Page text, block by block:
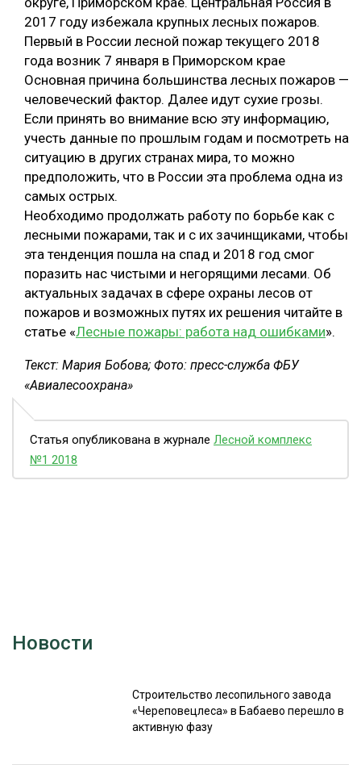
2017 году избежала крупных лесных пожаров.
Первый в России лесной пожар текущего 2018
года возник 7 января в Приморском крае
Основная причина большинства лесных пожаров —
человеческий фактор. Далее идут сухие грозы.
Если принять во внимание всю эту информацию,
учесть данные по прошлым годам и посмотреть на
ситуацию в других странах мира, то можно
предположить, что в России эта проблема одна из
самых острых.
Необходимо продолжать работу по борьбе как с
лесными пожарами, так и с их зачинщиками, чтобы
эта тенденция пошла на спад и 2018 год смог
поразить нас чистыми и негорящими лесами. Об
актуальных задачах в сфере охраны лесов от
пожаров и возможных путях их решения читайте в
статье «Лесные пожары: работа над ошибками».
Текст: Мария Бобова; Фото: пресс-служба ФБУ
«Авиалесоохрана»
Статья опубликована в журнале Лесной комплекс
№1 2018
Новости
Строительство лесопильного завода
«Череповецлеса» в Бабаево перешло в
активную фазу